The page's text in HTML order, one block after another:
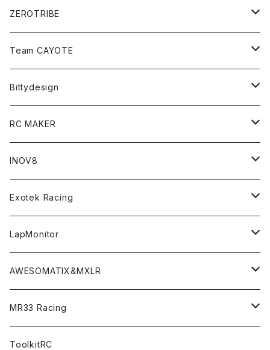
ZEROTRIBE
Zetricks（Spare & Optional）
T4 MID Conversion Kit
T4 FWD Conversion Kit
BD9 MID Conversion Kit
Option Parts For TRF420,420X
Option Parts For TA08/TA08R
TA08
TA08R
Option Parts For XRAY T4
Option Parts For YOKOMO BD9
Option Parts For YOKOMO BD8
Team CAYOTE
Batteries
Merchandise
Accessories
CREST ESC
CREST X EVO
CRESR RS120
CREST Stocki Motor
CREST Modi Motor
Special Set（ZEROTRIBEオリジナル）
Bittydesign
On-Road Clear Body＜オンロード用ボディ＞
GT8 （1/8 W/B325mm,W/B360mm）
LMH （1/10 190mm）
Liquid Mask＜リキッドマスク＞
Accessories＜バッグ/その他製品＞
Stencils＜エアブラシ用ステンシル＞
RC MAKER
SP2＜組立キット／スペアー＆オプションパーツ＞
SP1＜組立キット／スペアー＆オプションパーツ＞
SP1-F＜組立キット／スペアー＆オプションパーツ＞
Awesomatix
A800MMX
A800R
XRAY
X4
Accessories
INOV8
Bodyshell Accessories
Setup Tools
Pit Accessories
Radio Accessories
Option Parts
Exotek Racing
Bodies
F1ULTRA
RUBBER TIRES＆WHEEL
LapMonitor
Decoder
Transponder
Accessories
AWESOMATIX&MXLR
A800R（KIT＆Spare & Optional）
A12（KIT＆Spare & Optional）
MR33 Racing
Chemicals＜ケミカル＞
ToolkitRC